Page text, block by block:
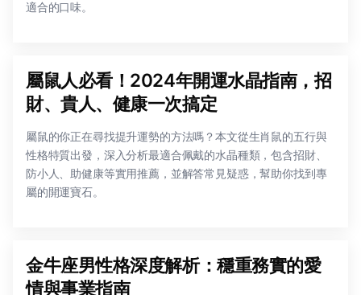
適合的口味。
屬鼠人必看！2024年開運水晶指南，招
財、貴人、健康一次搞定
屬鼠的你正在尋找提升運勢的方法嗎？本文從生肖鼠的五行與
性格特質出發，深入分析最適合佩戴的水晶種類，包含招財、
防小人、助健康等實用推薦，並解答常見疑惑，幫助你找到專
屬的開運寶石。
金牛座男性格深度解析：穩重務實的愛
情與事業指南